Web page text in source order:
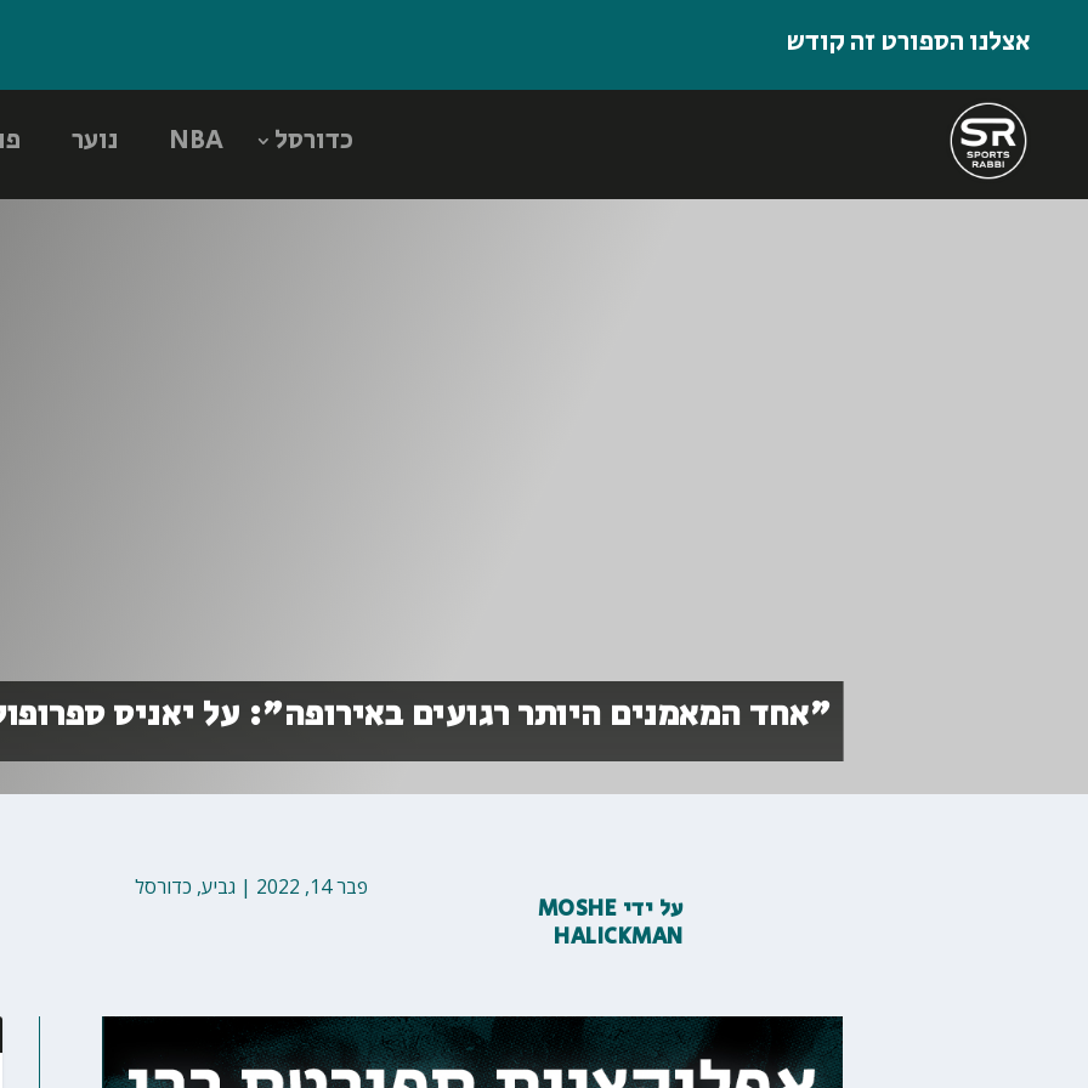
אצלנו הספורט זה קודש
כדורסל NBA נוער
"אחד המאמנים היותר רגועים באירופה": על יאניס
פבר 14, 2022 | גביע, כדורסל
על ידי MOSHE
HALICKMAN